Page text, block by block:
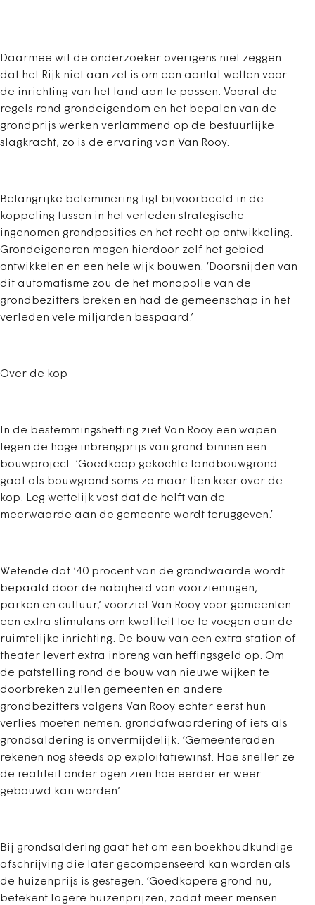
Daarmee wil de onderzoeker overigens niet zeggen
dat het Rijk niet aan zet is om een aantal wetten voor
de inrichting van het land aan te passen. Vooral de
regels rond grondeigendom en het bepalen van de
grondprijs werken verlammend op de bestuurlijke
slagkracht, zo is de ervaring van Van Rooy.
Belangrijke belemmering ligt bijvoorbeeld in de
koppeling tussen in het verleden strategische
ingenomen grondposities en het recht op ontwikkeling.
Grondeigenaren mogen hierdoor zelf het gebied
ontwikkelen en een hele wijk bouwen. ‘Doorsnijden van
dit automatisme zou de het monopolie van de
grondbezitters breken en had de gemeenschap in het
verleden vele miljarden bespaard.’
Over de kop
In de bestemmingsheffing ziet Van Rooy een wapen
tegen de hoge inbrengprijs van grond binnen een
bouwproject. ‘Goedkoop gekochte landbouwgrond
gaat als bouwgrond soms zo maar tien keer over de
kop. Leg wettelijk vast dat de helft van de
meerwaarde aan de gemeente wordt teruggeven.’
Wetende dat ‘40 procent van de grondwaarde wordt
bepaald door de nabijheid van voorzieningen,
parken en cultuur,’ voorziet Van Rooy voor gemeenten
een extra stimulans om kwaliteit toe te voegen aan de
ruimtelijke inrichting. De bouw van een extra station of
theater levert extra inbreng van heffingsgeld op. Om
de patstelling rond de bouw van nieuwe wijken te
doorbreken zullen gemeenten en andere
grondbezitters volgens Van Rooy echter eerst hun
verlies moeten nemen: grondafwaardering of iets als
grondsaldering is onvermijdelijk. ‘Gemeenteraden
rekenen nog steeds op exploitatiewinst. Hoe sneller ze
de realiteit onder ogen zien hoe eerder er weer
gebouwd kan worden’.
Bij grondsaldering gaat het om een boekhoudkundige
afschrijving die later gecompenseerd kan worden als
de huizenprijs is gestegen. ‘Goedkopere grond nu,
betekent lagere huizenprijzen, zodat meer mensen